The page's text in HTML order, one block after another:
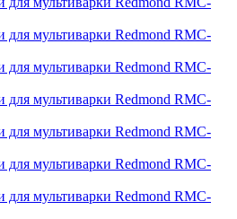
для мультиварки Redmond RMC-
для мультиварки Redmond RMC-
для мультиварки Redmond RMC-
для мультиварки Redmond RMC-
для мультиварки Redmond RMC-
для мультиварки Redmond RMC-